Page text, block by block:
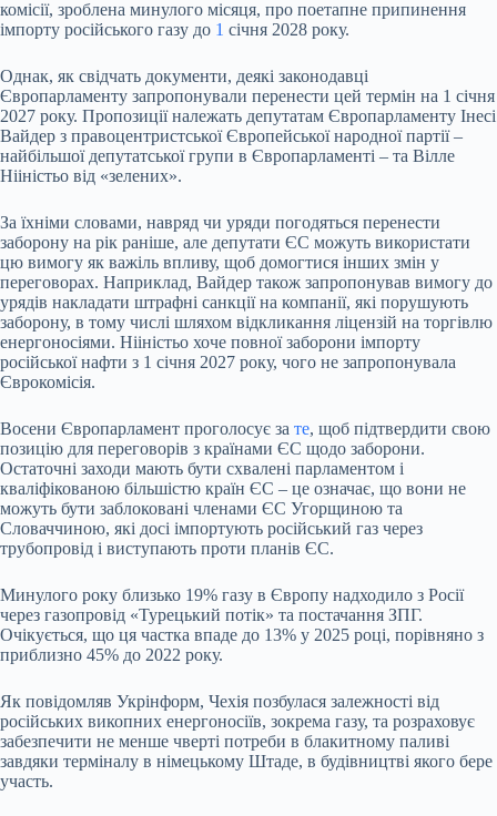
комісії, зроблена минулого місяця, про поетапне припинення
імпорту російського газу до 1 січня 2028 року.
Однак, як свідчать документи, деякі законодавці
Європарламенту запропонували перенести цей термін на 1 січня
2027 року. Пропозиції належать депутатам Європарламенту Інесі
Вайдер з правоцентристської Європейської народної партії –
найбільшої депутатської групи в Європарламенті – та Вілле
Нііністьо від «зелених».
За їхніми словами, навряд чи уряди погодяться перенести
заборону на рік раніше, але депутати ЄС можуть використати
цю вимогу як важіль впливу, щоб домогтися інших змін у
переговорах. Наприклад, Вайдер також запропонував вимогу до
урядів накладати штрафні санкції на компанії, які порушують
заборону, в тому числі шляхом відкликання ліцензій на торгівлю
енергоносіями. Нііністьо хоче повної заборони імпорту
російської нафти з 1 січня 2027 року, чого не запропонувала
Єврокомісія.
Восени Європарламент проголосує за те, щоб підтвердити свою
позицію для переговорів з країнами ЄС щодо заборони.
Остаточні заходи мають бути схвалені парламентом і
кваліфікованою більшістю країн ЄС – це означає, що вони не
можуть бути заблоковані членами ЄС Угорщиною та
Словаччиною, які досі імпортують російський газ через
трубопровід і виступають проти планів ЄС.
Минулого року близько 19% газу в Європу надходило з Росії
через газопровід «Турецький потік» та постачання ЗПГ.
Очікується, що ця частка впаде до 13% у 2025 році, порівняно з
приблизно 45% до 2022 року.
Як повідомляв Укрінформ, Чехія позбулася залежності від
російських викопних енергоносіїв, зокрема газу, та розраховує
забезпечити не менше чверті потреби в блакитному паливі
завдяки терміналу в німецькому Штаде, в будівництві якого бере
участь.